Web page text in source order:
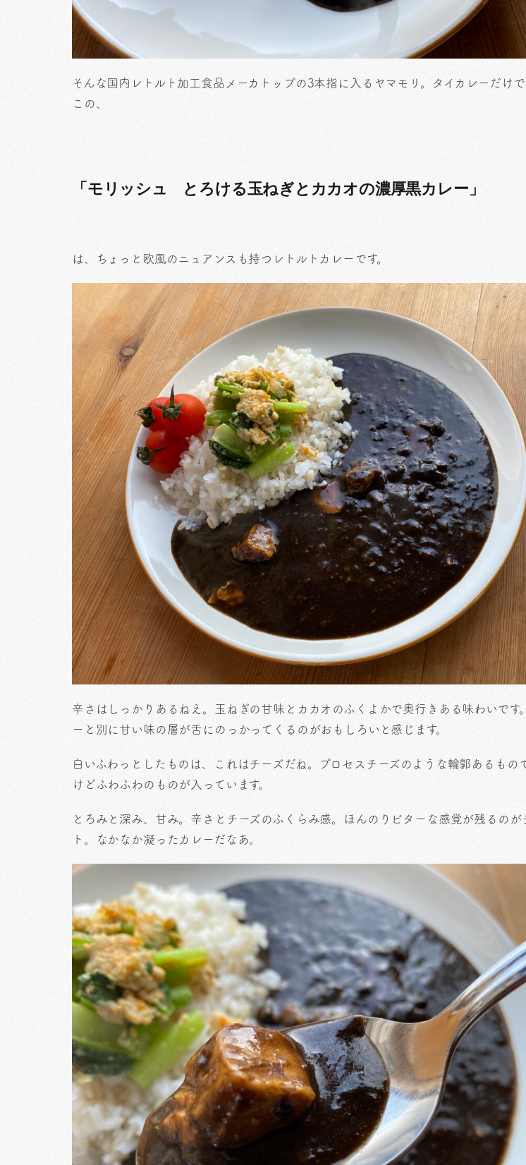
そんな国内レトルト加工食品メーカトップの3本指に入るヤマモリ。タイカレーだけで
この、
「モリッシュ とろける玉ねぎとカカオの濃厚黒カレー」
は、ちょっと欧風のニュアンスも持つレトルトカレーです。
辛さはしっかりあるねえ。玉ねぎの甘味とカカオのふくよかで奥行きある味わいです
ーと別に甘い味の層が舌にのっかってくるのがおもしろいと感じます。
白いふわっとしたものは、これはチーズだね。プロセスチーズのような輪郭あるもの
けどふわふわのものが入っています。
とろみと深み、甘み。辛さとチーズのふくらみ感。ほんのりビターな感覚が残るのが
ト。なかなか凝ったカレーだなあ。